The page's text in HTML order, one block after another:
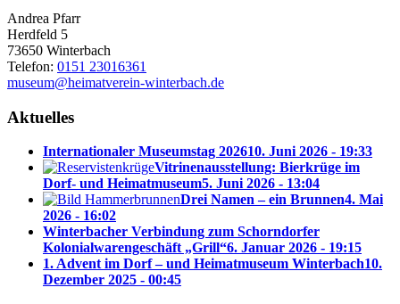
Andrea Pfarr
Herdfeld 5
73650 Winterbach
Telefon: 0151 23016361
museum@heimatverein-winterbach.de
Aktuelles
Internationaler Museumstag 202610. Juni 2026 - 19:33
Vitrinenausstellung: Bierkrüge im
Dorf- und Heimatmuseum5. Juni 2026 - 13:04
Drei Namen – ein Brunnen4. Mai
2026 - 16:02
Winterbacher Verbindung zum Schorndorfer
Kolonialwarengeschäft „Grill“6. Januar 2026 - 19:15
1. Advent im Dorf – und Heimatmuseum Winterbach10.
Dezember 2025 - 00:45